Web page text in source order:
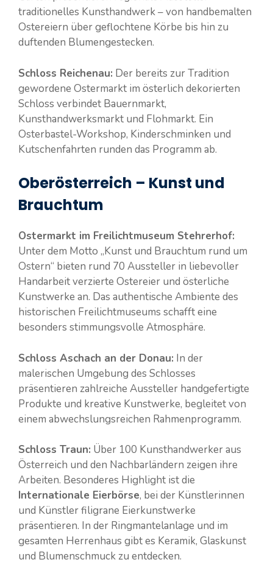
traditionelles Kunsthandwerk – von handbemalten
Ostereiern über geflochtene Körbe bis hin zu
duftenden Blumengestecken.
Schloss Reichenau: Der bereits zur Tradition
gewordene Ostermarkt im österlich dekorierten
Schloss verbindet Bauernmarkt,
Kunsthandwerksmarkt und Flohmarkt. Ein
Osterbastel-Workshop, Kinderschminken und
Kutschenfahrten runden das Programm ab.
Oberösterreich – Kunst und
Brauchtum
Ostermarkt im Freilichtmuseum Stehrerhof:
Unter dem Motto „Kunst und Brauchtum rund um
Ostern“ bieten rund 70 Aussteller in liebevoller
Handarbeit verzierte Ostereier und österliche
Kunstwerke an. Das authentische Ambiente des
historischen Freilichtmuseums schafft eine
besonders stimmungsvolle Atmosphäre.
Schloss Aschach an der Donau: In der
malerischen Umgebung des Schlosses
präsentieren zahlreiche Aussteller handgefertigte
Produkte und kreative Kunstwerke, begleitet von
einem abwechslungsreichen Rahmenprogramm.
Schloss Traun: Über 100 Kunsthandwerker aus
Österreich und den Nachbarländern zeigen ihre
Arbeiten. Besonderes Highlight ist die
Internationale Eierbörse, bei der Künstlerinnen
und Künstler filigrane Eierkunstwerke
präsentieren. In der Ringmantelanlage und im
gesamten Herrenhaus gibt es Keramik, Glaskunst
und Blumenschmuck zu entdecken.